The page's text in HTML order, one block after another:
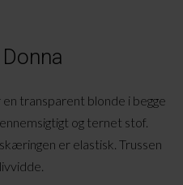
transparent blonde i begge
og ternet stof.
er elastisk. Trussen